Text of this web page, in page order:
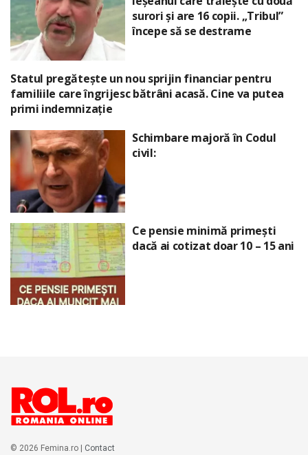
surori și are 16 copii. „Tribul”
începe să se destrame
Statul pregătește un nou sprijin financiar pentru
familiile care îngrijesc bătrâni acasă. Cine va putea
primi indemnizație
Schimbare majoră în Codul
civil:
Ce pensie minimă primești
dacă ai cotizat doar 10 – 15 ani
© 2026 Femina.ro | Contact